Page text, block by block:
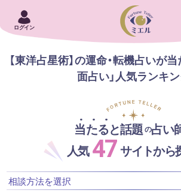
ログイン
【東洋占星術】の運命・転機占いが
面占い」人気ランキ
当たると話題の占い
人気47サイトから
相談方法を選択